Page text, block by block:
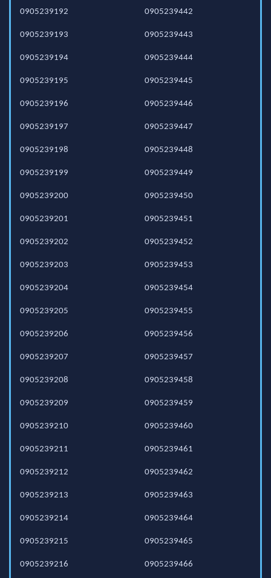
0905239192
0905239193
0905239194
0905239195
0905239196
0905239197
0905239198
0905239199
0905239200
0905239201
0905239202
0905239203
0905239204
0905239205
0905239206
0905239207
0905239208
0905239209
0905239210
0905239211
0905239212
0905239213
0905239214
0905239215
0905239216
0905239442
0905239443
0905239444
0905239445
0905239446
0905239447
0905239448
0905239449
0905239450
0905239451
0905239452
0905239453
0905239454
0905239455
0905239456
0905239457
0905239458
0905239459
0905239460
0905239461
0905239462
0905239463
0905239464
0905239465
0905239466